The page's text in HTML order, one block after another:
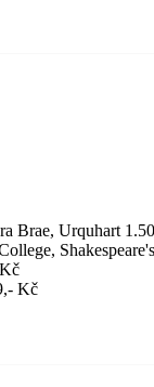
Brae, Urquhart
Kč